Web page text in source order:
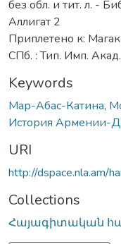
без обл. и тит. л. -
Аллигат 2
Приплетено к:
СПб. : Тип. Имп.
Keywords
Мар-Абас-Катина,
История Армении-
URI
http://dspace.nla.am/
Collections
Հայագիտական